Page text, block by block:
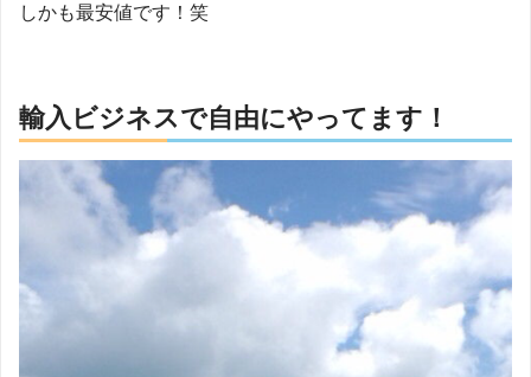
しかも最安値です！笑
輸入ビジネスで自由にやってます！